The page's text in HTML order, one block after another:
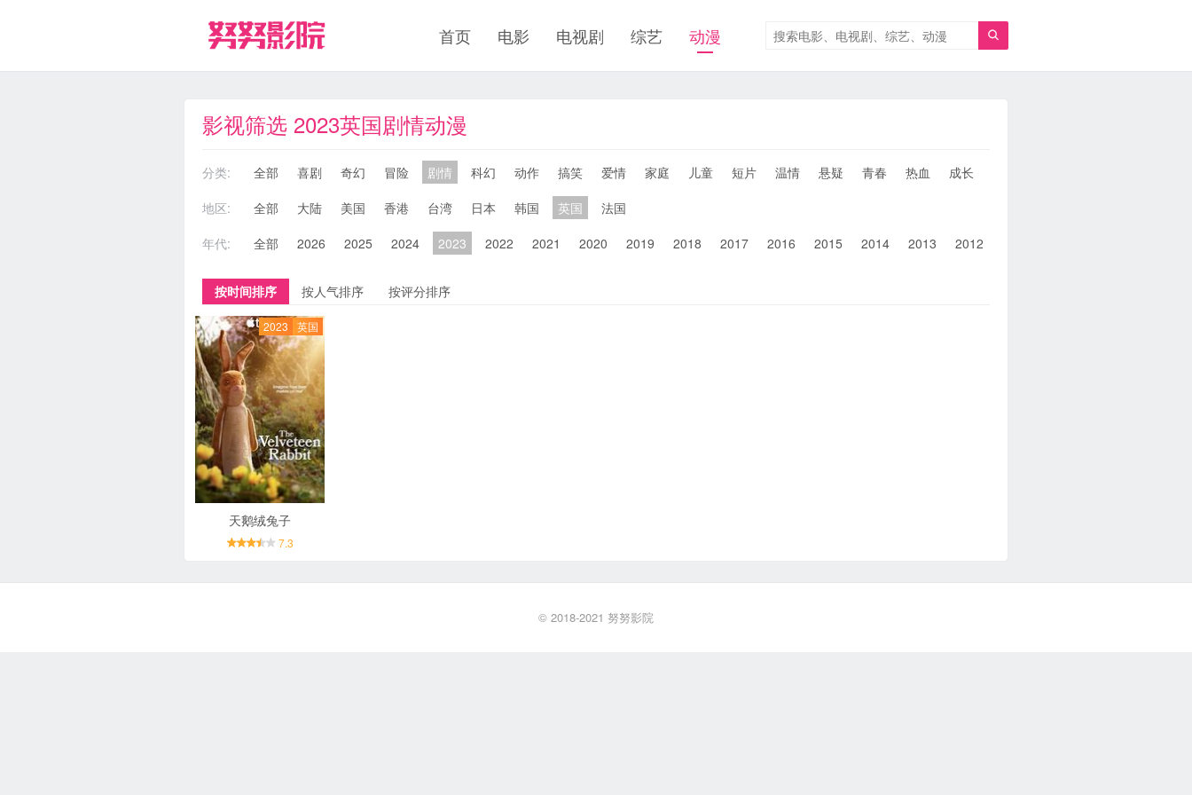

首页 电影 电视剧 综艺 动漫
影视筛选 2023英国剧情动漫
分类: 全部 喜剧 奇幻 冒险 剧情 科幻 动作 搞笑 爱情 家庭 儿童 短片 温情 悬疑 青春 热血 成长
地区:
全部 大陆 美国 香港 台湾 日本 韩国 英国
法国
年代:
全部 2026 2025 2024 2023 2022 2021 2020 2019 2018 2017 2016 2015 2014 2013 2012
按时间排序 按人气排序 按评分排序
2023 英国
天鹅绒兔子
7.3
© 2018-2021 努努影院